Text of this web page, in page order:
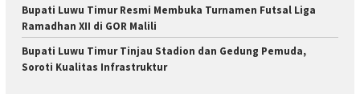
Bupati Luwu Timur Resmi Membuka Turnamen Futsal Liga
Ramadhan XII di GOR Malili
Bupati Luwu Timur Tinjau Stadion dan Gedung Pemuda,
Soroti Kualitas Infrastruktur